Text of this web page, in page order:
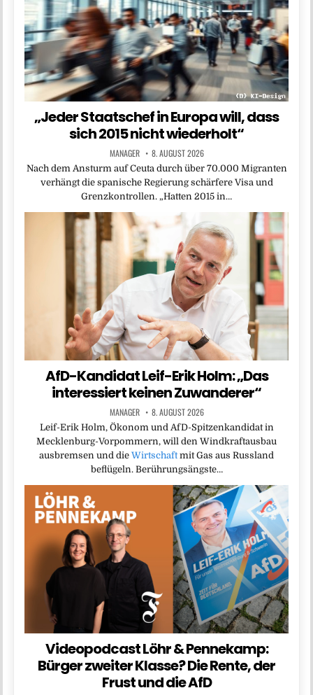
„Jeder Staatschef in Europa will, dass
sich 2015 nicht wiederholt“
MANAGER 8. AUGUST 2026
Nach dem Ansturm auf Ceuta durch über 70.000 Migranten
verhängt die spanische Regierung schärfere Visa und
Grenzkontrollen. „Hatten 2015 in…
AfD-Kandidat Leif-Erik Holm: „Das
interessiert keinen Zuwanderer“
MANAGER 8. AUGUST 2026
Leif-Erik Holm, Ökonom und AfD-Spitzenkandidat in
Mecklenburg-Vorpommern, will den Windkraftausbau
ausbremsen und die Wirtschaftmit Gas aus Russland
beflügeln. Berührungsängste…
Videopodcast Löhr & Pennekamp:
Bürger zweiter Klasse? Die Rente, der
Frust und die AfD